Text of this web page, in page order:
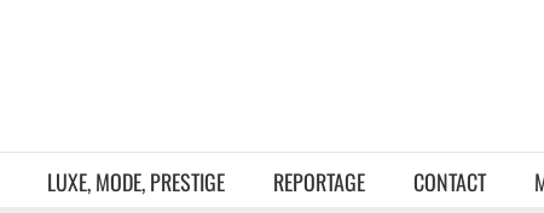
LUXE, MODE, PRESTIGE REPORTAGE CONTACT